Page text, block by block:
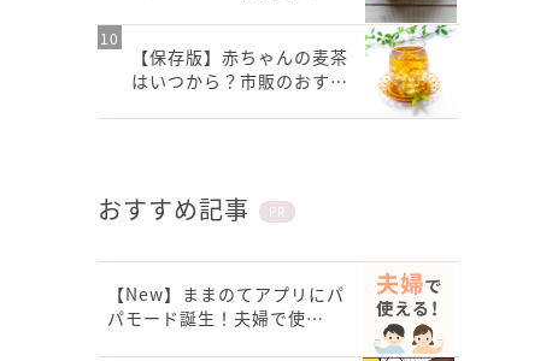
【保存版】赤ちゃんの麦茶
はいつから？市販のおす…
おすすめ記事 PR
【New】ままのてアプリにパ
パモード誕生！夫婦で使…